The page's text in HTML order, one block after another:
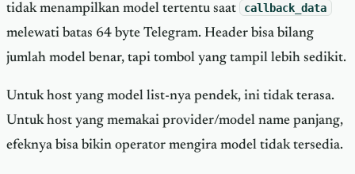
tidak menampilkan model tertentu saat
callback_data
melewati batas 64 byte Telegram. Header bisa bilang
jumlah model benar, tapi tombol yang tampil lebih sedikit.
Untuk host yang model list-nya pendek, ini tidak terasa.
Untuk host yang memakai provider/model name panjang,
efeknya bisa bikin operator mengira model tidak tersedia.